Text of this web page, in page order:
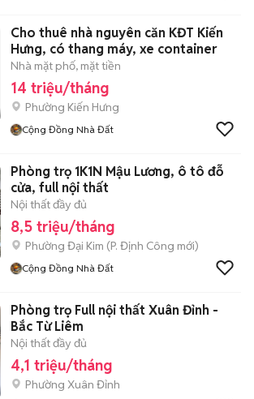
Cho thuê nhà nguyên căn KĐT Kiến
Hưng, có thang máy, xe container
Nhà mặt phố, mặt tiền
14 triệu/tháng
Phường Kiến Hưng
Cộng Đồng Nhà Đất
Phòng trọ 1K1N Mậu Lương, ô tô đỗ
cửa, full nội thất
Nội thất đầy đủ
8,5 triệu/tháng
Phường Đại Kim (P. Định Công mới)
Cộng Đồng Nhà Đất
Phòng trọ Full nội thất Xuân Đỉnh -
Bắc Từ Liêm
Nội thất đầy đủ
4,1 triệu/tháng
Phường Xuân Đỉnh